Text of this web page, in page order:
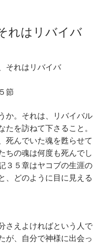
れはリバイバ
れはリバイバ
節
か。それは、リバイバル
を訪ねて下さること。
死んでいた魂を甦らせて
ちの魂は何度も死んでし
３５章はヤコブの生涯の
、どのように目に見える
さえよければという人で
が、自分で神様に出会っ